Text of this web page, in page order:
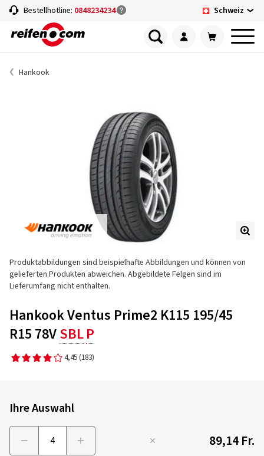
Bestellhotline: 0848234234 Schweiz
Hankook
Produktabbildungen sind beispielhafte Abbildungen und können von
gelieferten Produkten abweichen. Abgebildete Felgen sind im
Lieferumfang nicht enthalten.
Hankook Ventus Prime2 K115 195/45
R15 78VSBLP
4,45 (183)
Ihre Auswahl
89,14 Fr.